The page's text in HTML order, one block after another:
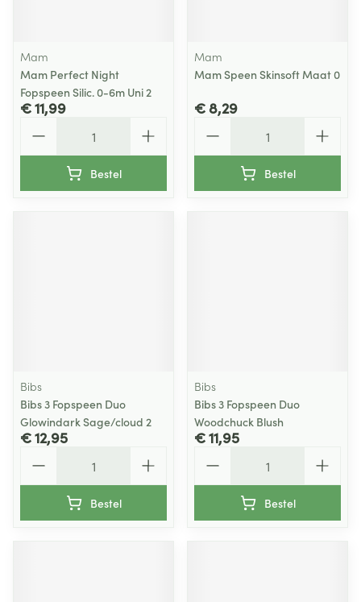
Mam
Mam Perfect Night
Fopspeen Silic. 0-6m Uni 2
€ 11,99
Bestel
Mam
Mam Speen Skinsoft Maat 0
€ 8,29
Bestel
Bibs
Bibs 3 Fopspeen Duo
Glowindark Sage/cloud 2
€ 12,95
Bestel
Bibs
Bibs 3 Fopspeen Duo
Woodchuck Blush
€ 11,95
Bestel